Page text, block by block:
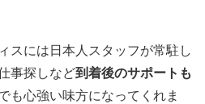
スには日本人スタッフが常駐し
事探しなど到着後のサポートも
も心強い味方になってくれま